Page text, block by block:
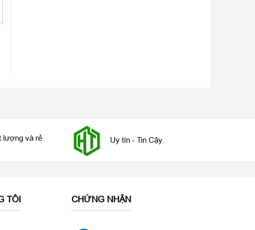
lượng và rẻ Uy tín - Tin Cậy
TÔI CHỨNG NHẬN